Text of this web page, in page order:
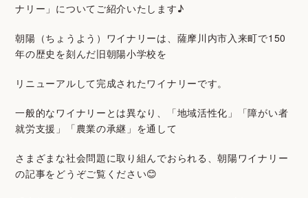
ナリー」についてご紹介いたします♪
朝陽（ちょうよう）ワイナリーは、薩摩川内市入来町で150
年の歴史を刻んだ旧朝陽小学校を
リニューアルして完成されたワイナリーです。
一般的なワイナリーとは異なり、 「地域活性化」「障がい者
就労支援」「農業の承継」を通して
さまざまな社会問題に取り組んでおられる、朝陽ワイナリー
の記事をどうぞご覧ください😊